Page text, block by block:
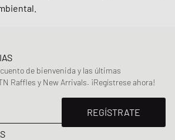
de bienvenida y las últimas
Raffles y New Arrivals. ¡Regístrese ahora!
REGÍSTRATE